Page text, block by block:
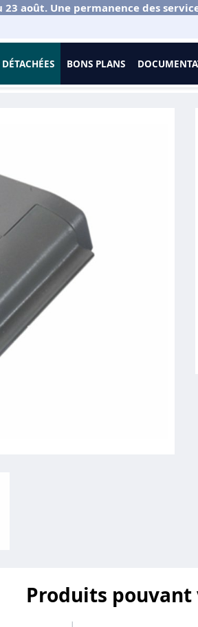
23 août. Une permanence des
BONS PLANS
Commande Récepteur radio pour
Produits